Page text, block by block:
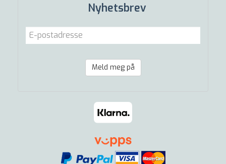
Nyhetsbrev
Meld meg på